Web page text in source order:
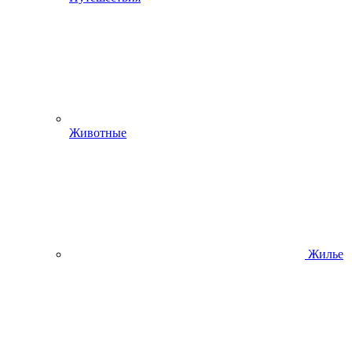
Животные
Жилье